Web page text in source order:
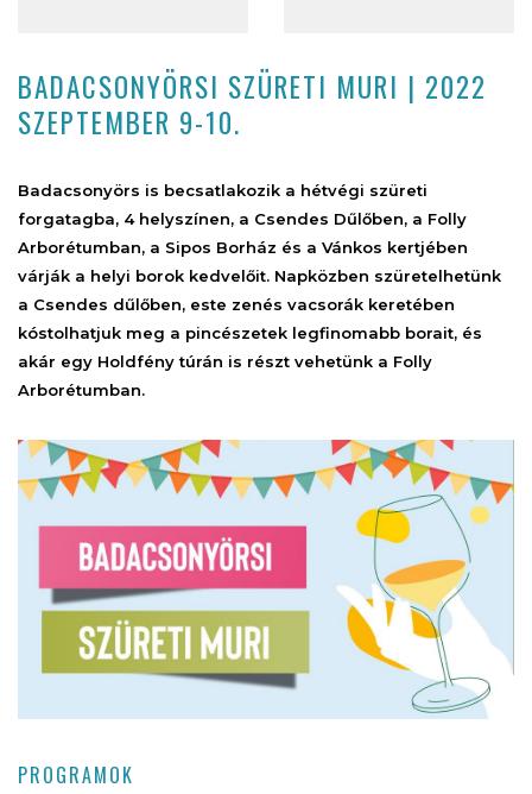
BADACSONYÖRSI SZÜRETI MURI | 2022
SZEPTEMBER 9-10.
Badacsonyörs is becsatlakozik a hétvégi szüreti
forgatagba, 4 helyszínen, a Csendes Dűlőben, a Folly
Arborétumban, a Sipos Borház és a Vánkos kertjében
várják a helyi borok kedvelőit. Napközben szüretelhetünk
a Csendes dűlőben, este zenés vacsorák keretében
kóstolhatjuk meg a pincészetek legfinomabb borait, és
akár egy Holdfény túrán is részt vehetünk a Folly
Arborétumban.
PROGRAMOK